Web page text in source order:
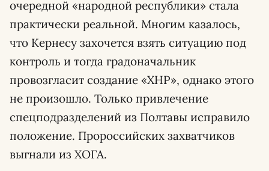
очередной «народной республики» стала
практически реальной. Многим казалось,
что Кернесу захочется взять ситуацию под
контроль и тогда градоначальник
провозгласит создание «ХНР», однако этого
не произошло. Только привлечение
спецподразделений из Полтавы исправило
положение. Пророссийских захватчиков
выгнали из ХОГА.